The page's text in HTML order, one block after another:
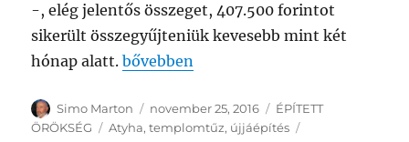
-, elég jelentős összeget, 407.500 forintot
sikerült összegyűjteniük kevesebb mint két
hónap alatt.„A templom javára gyűjtöttek”
bővebben
Szerző
Simo Marton Közzétéve
november 25, 2016 Kategória
ÉPÍTETT
ÖRÖKSÉG
Címke
Atyha,templomtűz, újjáépítés